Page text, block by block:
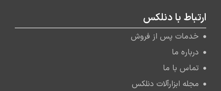
ارتباط با دنلکس
خدمات پس از فروش
درباره ما
تماس با ما
مجله ابزارآلات دنلکس